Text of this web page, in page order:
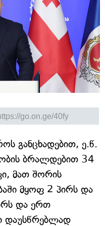
განცხადებით, ე.წ.
ბრალდებით 34
მათ შორის
მყოფ 2 პირს და
და ერთ
დაუსწრებლად